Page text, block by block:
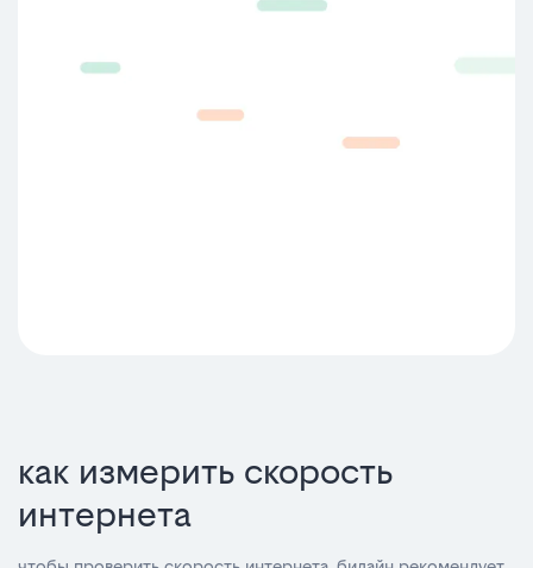
как измерить скорость
интернета